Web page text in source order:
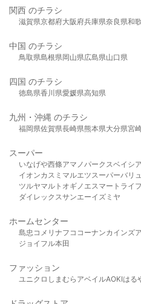
関西 のチラシ
滋賀県京都府大阪府兵庫県奈良県和
中国 のチラシ
鳥取県島根県岡山県広島県山口県
四国 のチラシ
徳島県香川県愛媛県高知県
九州・沖縄 のチラシ
福岡県佐賀県長崎県熊本県大分県宮
スーパー
いなげや西條アマノパークスベイシア
イオンカスミ マルエツスーパーバリ
ツルヤマルト オギノ エスマート ライフ
ダイレックスサンエーイズミヤ
ホームセンター
島忠 コメリ ナフコ コーナンカインズ
ジョイフル本田
ファッション
ユニクロ しまむら アベイルAOKIはる